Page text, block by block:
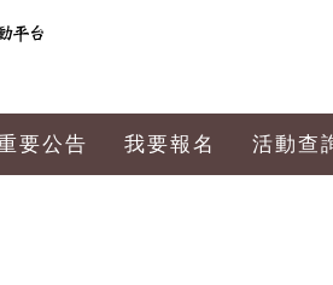
要公告 我要報名 活動查